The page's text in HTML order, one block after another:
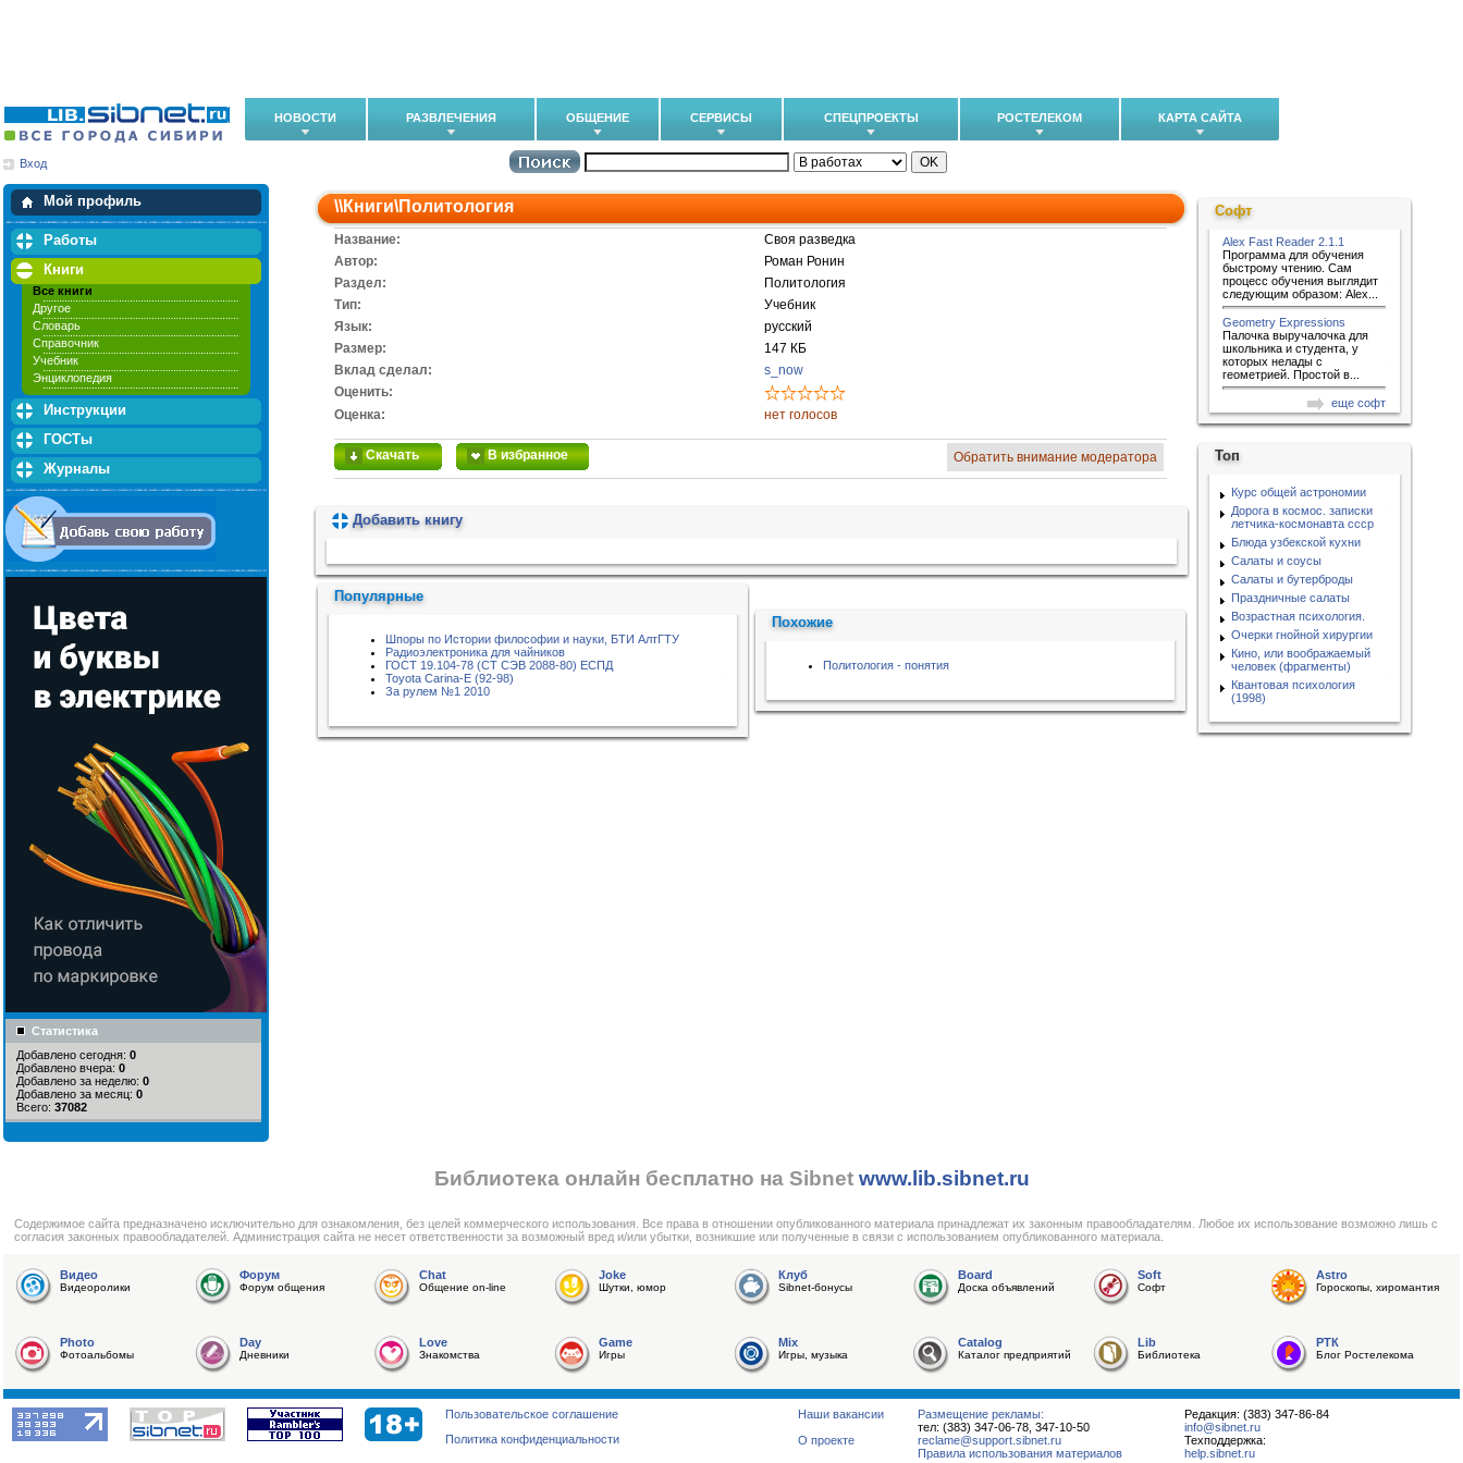
НОВОСТИ РАЗВЛЕЧЕНИЯ ОБЩЕНИЕ СЕРВИСЫ СПЕЦПРОЕКТЫ РОСТЕЛЕКОМ КАРТА САЙТА
Вход
Мой профиль
Мои закладки
Работы
Книги
Все книги
Другое
Словарь
Справочник
Учебник
Энциклопедия
Инструкции
ГОСТы
Журналы
Статистика
Добавлено сегодня: 0
Добавлено вчера: 0
Добавлено за неделю: 0
Добавлено за месяц: 0
Всего: 37082
\\Книги\Политология
Название:
Своя разведка
Автор:
Роман Ронин
Раздел:
Политология
Тип:
Учебник
Язык:
русский
Размер:
147 КБ
Вклад сделал:
s_now
Оценить:
Оценка:
нет голосов
Скачать В избранное Обратить внимание модератора
Добавить книгу
Популярные
Шпоры по Истории философии и науки, БТИ АлтГТУ
Радиоэлектроника для чайников
ГОСТ 19.104-78 (СТ СЭВ 2088-80) ЕСПД
Toyota Carina-E (92-98)
За рулем №1 2010
Похожие
Политология - понятия
Софт
Alex Fast Reader 2.1.1
Программа для обучения
быстрому чтению. Сам
процесс обучения выглядит
следующим образом: Alex...
Geometry Expressions
Палочка выручалочка для
школьника и студента, у
которых нелады с
геометрией. Простой в...
еще софт
Топ
Курс общей астрономии
Дорога в космос. записки
летчика-космонавта ссср
Блюда узбекской кухни
Салаты и соусы
Салаты и бутерброды
Праздничные салаты
Возрастная психология.
Очерки гнойной хирургии
Кино, или воображаемый
человек (фрагменты)
Квантовая психология
(1998)
Библиотека онлайн бесплатно на Sibnet www.lib.sibnet.ru
Cодержимое сайта предназначено исключительно для ознакомления, без целей коммерческого использования. Все права в отношении опубликованного материала принадлежат их законным правообладателям. Любое их использование возможно лишь с
согласия законных правообладателей. Администрация сайта не несет ответственности за возможный вред и/или убытки, возникшие или полученные в связи с использованием опубликованного материала.
Видео
Видеоролики
Форум
Форум общения
Chat
Общение on-line
Joke
Шутки, юмор
Клуб
Sibnet-бонусы
Board
Доска объявлений
Soft
Софт
Astro
Гороскопы, хиромантия
Photo
Фотоальбомы
Day
Дневники
Love
Знакомства
Game
Игры
Mix
Игры, музыка
Catalog
Каталог предприятий
Lib
Библиотека
РТК
Блог Ростелекома
Редакция: (383) 347-86-84
info@sibnet.ru
Техподдержка:
help.sibnet.ru
Размещение рекламы:
тел: (383) 347-06-78, 347-10-50
reclame@support.sibnet.ru
Правила использования материалов
Наши вакансии
О проекте
Пользовательское соглашение
Политика конфиденциальности